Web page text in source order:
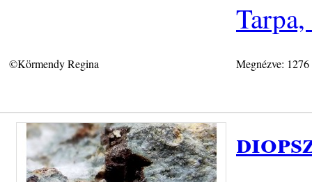
©Körmendy Regina Megnézve: